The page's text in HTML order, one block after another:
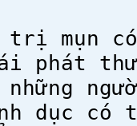
trị mụn
phát
dục có